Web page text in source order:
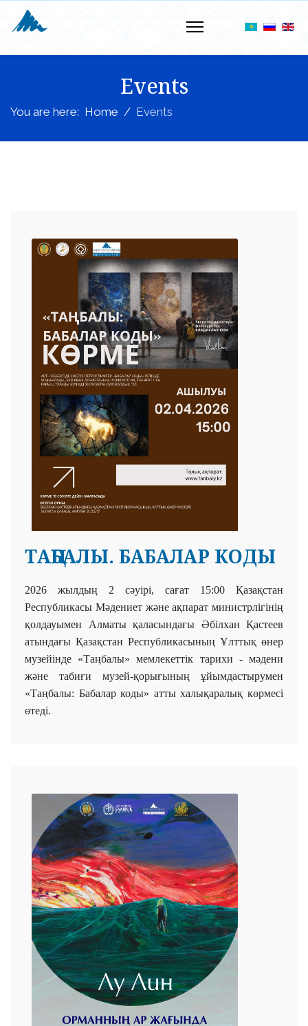
Events
You are here: Home Events
ТАҢБАЛЫ. БАБАЛАР КОДЫ
2026 жылдың 2 сәуірі, сағат 15:00 Қазақстан
Республикасы Мәдениет және ақпарат министрлігінің
қолдауымен Алматы қаласындағы Әбілхан Қастеев
атындағы Қазақстан Республикасының Ұлттық өнер
музейінде «Таңбалы» мемлекеттік тарихи - мәдени
және табиғи музей-қорығының ұйымдастырумен
«Таңбалы: Бабалар коды» атты халықаралық көрмесі
өтеді.